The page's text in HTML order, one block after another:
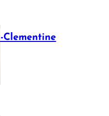
Clementine